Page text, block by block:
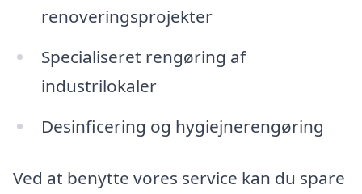
renoveringsprojekter
Specialiseret rengøring af
industrilokaler
Desinficering og hygiejnerengøring
Ved at benytte vores service kan du spare